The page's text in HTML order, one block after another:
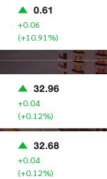
0.61
+0.06
(+10.91%)
32.96
+0.04
(+0.12%)
32.68
+0.04
(+0.12%)